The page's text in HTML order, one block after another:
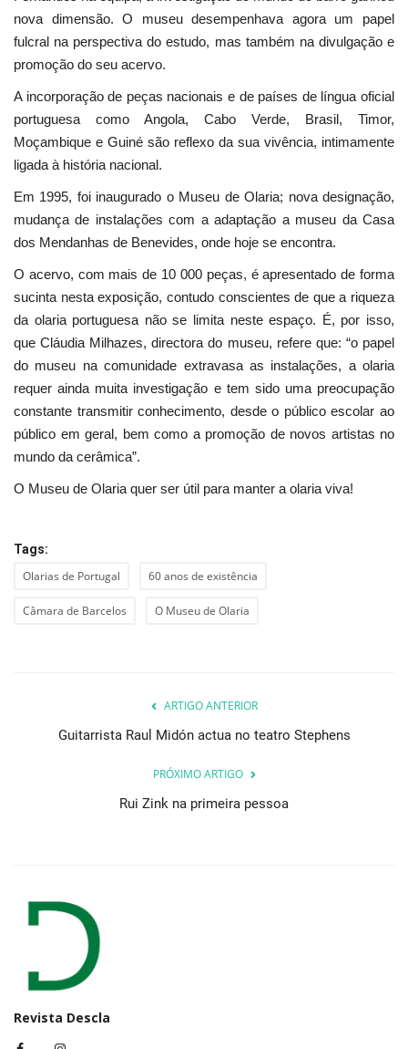
nova dimensão. O museu desempenhava agora um papel
fulcral na perspectiva do estudo, mas também na divulgação e
promoção do seu acervo.
A incorporação de peças nacionais e de países de língua oficial
portuguesa como Angola, Cabo Verde, Brasil, Timor,
Moçambique e Guiné são reflexo da sua vivência, intimamente
ligada à história nacional.
Em 1995, foi inaugurado o Museu de Olaria; nova designação,
mudança de instalações com a adaptação a museu da Casa
dos Mendanhas de Benevides, onde hoje se encontra.
O acervo, com mais de 10 000 peças, é apresentado de forma
sucinta nesta exposição, contudo conscientes de que a riqueza
da olaria portuguesa não se limita neste espaço. É, por isso,
que Cláudia Milhazes, directora do museu, refere que: “o papel
do museu na comunidade extravasa as instalações, a olaria
requer ainda muita investigação e tem sido uma preocupação
constante transmitir conhecimento, desde o público escolar ao
público em geral, bem como a promoção de novos artistas no
mundo da cerâmica”.
O Museu de Olaria quer ser útil para manter a olaria viva!
Tags:
Olarias de Portugal 60 anos de existência
Câmara de Barcelos O Museu de Olaria
ARTIGO ANTERIOR
Guitarrista Raul Midón actua no teatro Stephens
PRÓXIMO ARTIGO
Rui Zink na primeira pessoa
Revista Descla